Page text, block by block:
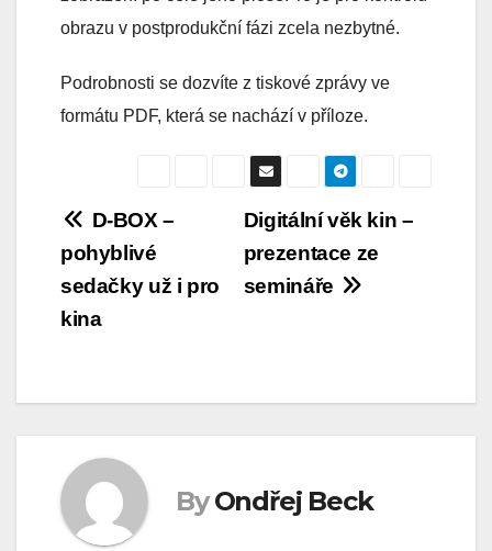
obrazu v postprodukční fázi zcela nezbytné.
Podrobnosti se dozvíte z tiskové zprávy ve
formátu PDF, která se nachází v příloze.
Navigace
pro
příspěvek
Digitální věk kin –
prezentace ze
semináře
D-BOX –
pohyblivé
sedačky už i pro
kina
By Ondřej Beck